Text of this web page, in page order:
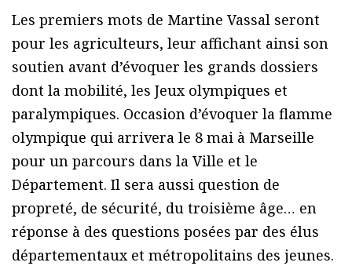
Les premiers mots de Martine Vassal seront
pour les agriculteurs, leur affichant ainsi son
soutien avant d’évoquer les grands dossiers
dont la mobilité, les Jeux olympiques et
paralympiques. Occasion d’évoquer la flamme
olympique qui arrivera le 8 mai à Marseille
pour un parcours dans la Ville et le
Département. Il sera aussi question de
propreté, de sécurité, du troisième âge… en
réponse à des questions posées par des élus
départementaux et métropolitains des jeunes.